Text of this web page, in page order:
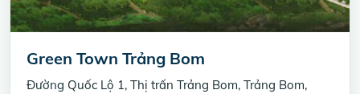
Green Town Trảng Bom
Đường Quốc Lộ 1, Thị trấn Trảng Bom, Trảng Bom,